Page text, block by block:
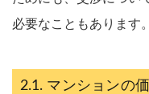
必要なこともあります。
マンションの